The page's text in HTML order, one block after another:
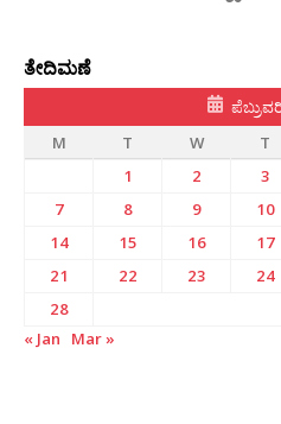
ತೇದಿಮಣೆ
M
T W T
1
2 3
7
8 9 10
14
15 16 17
21
22 23 24
28
« Jan
Mar »